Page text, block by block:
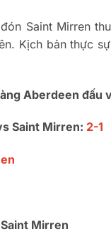
Saint Mirren
Kịch bản thực
Aberdeen đấu
Saint Mirren: 2-1
Mirren